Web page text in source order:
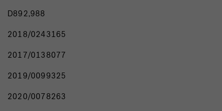
D892,988
2018/0243165
2017/0138077
2019/0099325
2020/0078263